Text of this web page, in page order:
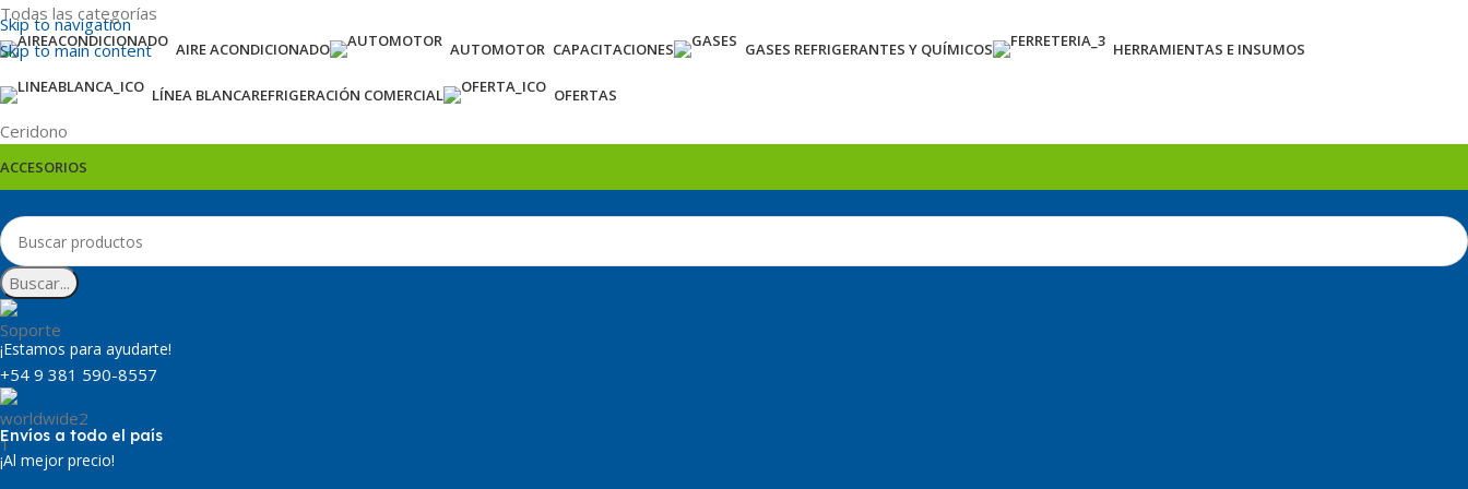
Skip to navigation
Skip to main content
Todas las categorías
AIRE ACONDICIONADO AUTOMOTOR CAPACITACIONES GASES REFRIGERANTES Y QUÍMICOS HERRAMIENTAS E INSUMOS
LÍNEA BLANCAREFRIGERACIÓN COMERCIAL OFERTAS
Ceridono
ACCESORIOS
Buscar...
¡Estamos para ayudarte!
+54 9 381 590-8557
Envíos a todo el país
¡Al mejor precio!